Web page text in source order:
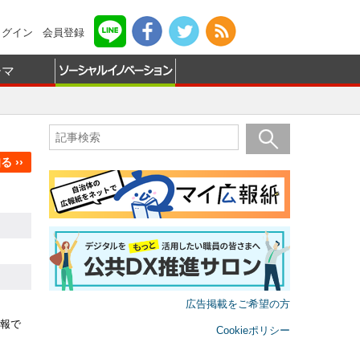
イン 会員登録
››
で
広告掲載をご希望の方
Cookieポリシー